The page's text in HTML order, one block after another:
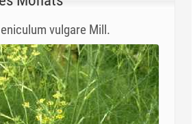
vulgare Mill.